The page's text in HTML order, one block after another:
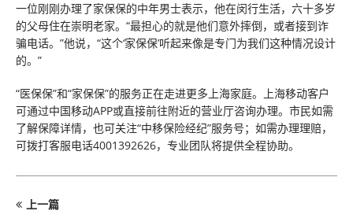
一位刚刚办理了家保保的中年男士表示，他在闵行生活，六十多岁
的父母住在崇明老家。“最担心的就是他们意外摔倒，或者接到诈
骗电话。”他说，“这个‘家保保’听起来像是专门为我们这种情况设计
的。”
“医保保”和“家保保”的服务正在走进更多上海家庭。上海移动客户
可通过中国移动APP或直接前往附近的营业厅咨询办理。市民如需
了解保障详情，也可关注“中移保险经纪”服务号；如需办理理赔，
可拨打客服电话4001392626，专业团队将提供全程协助。
上一篇